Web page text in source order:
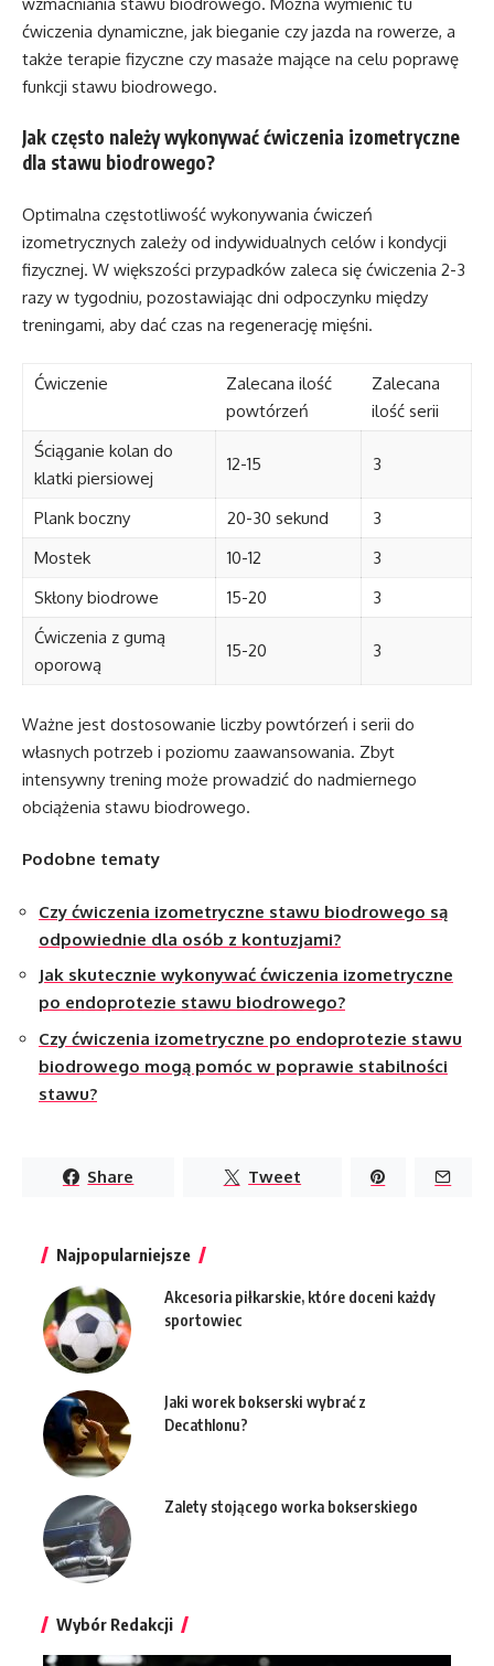
ćwiczenia dynamiczne, jak bieganie czy jazda na rowerze, a
także terapie fizyczne czy masaże mające na celu poprawę
funkcji stawu biodrowego.
Jak często należy wykonywać ćwiczenia izometryczne
dla stawu biodrowego?
Optimalna częstotliwość wykonywania ćwiczeń
izometrycznych zależy od indywidualnych celów i kondycji
fizycznej. W większości przypadków zaleca się ćwiczenia 2-3
razy w tygodniu, pozostawiając dni odpoczynku między
treningami, aby dać czas na regenerację mięśni.
Ćwiczenie
Zalecana ilość
powtórzeń
Zalecana
ilość serii
Ściąganie kolan do
klatki piersiowej
12-15 3
Plank boczny 20-30 sekund
3
Mostek
10-12
3
Skłony biodrowe
15-20
3
Ćwiczenia z gumą
oporową
15-20 3
Ważne jest dostosowanie liczby powtórzeń i serii do
własnych potrzeb i poziomu zaawansowania. Zbyt
intensywny trening może prowadzić do nadmiernego
obciążenia stawu biodrowego.
Podobne tematy
Czy ćwiczenia izometryczne stawu biodrowego są
odpowiednie dla osób z kontuzjami?
Jak skutecznie wykonywać ćwiczenia izometryczne
po endoprotezie stawu biodrowego?
Czy ćwiczenia izometryczne po endoprotezie stawu
biodrowego mogą pomóc w poprawie stabilności
stawu?
Share Tweet
Najpopularniejsze
Akcesoria piłkarskie, które doceni każdy
sportowiec
Jaki worek bokserski wybrać z
Decathlonu?
Zalety stojącego worka bokserskiego
Wybór Redakcji